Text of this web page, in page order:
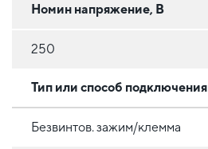
Номин напряжение, В
250
Тип или способ подключения
Безвинтов. зажим/клемма